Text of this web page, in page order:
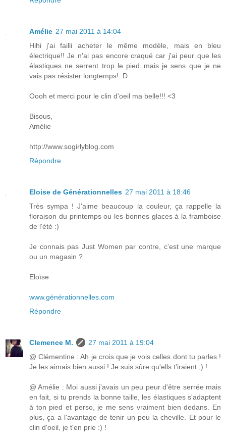
Amélie 27 mai 2011 à 14:04
Hihi j'ai failli acheter le même modèle, mais en bleu
électrique!! Je n'ai pas encore craqué car j'ai peur que les
élastiques ne serrent trop le pied..mais je sens que je ne
vais pas résister longtemps! :D
Oooh et merci pour le clin d'oeil ma belle!!! <3
Bisous,
Amélie
http://www.sogirlyblog.com
Répondre
Eloise de Générationnelles 27 mai 2011 à 18:46
Très sympa ! J'aime beaucoup la couleur, ça rappelle la
floraison du printemps ou les bonnes glaces à la framboise
de l'été :)
Je connais pas Just Women par contre, c'est une marque
ou un magasin ?
Eloïse
www.générationnelles.com
Répondre
Clemence M.
27 mai 2011 à 19:04
@ Clémentine : Ah je crois que je vois celles dont tu parles !
Je les aimais bien aussi ! Je suis sûre qu'ells t'iraient ;) !
@ Amélie : Moi aussi j'avais un peu peur d'être serrée mais
en fait, si tu prends la bonne taille, les élastiques s'adaptent
à ton pied et perso, je me sens vraiment bien dedans. En
plus, ça a l'avantage de tenir un peu la cheville. Et pour le
clin d'oeil, je t'en prie :) !